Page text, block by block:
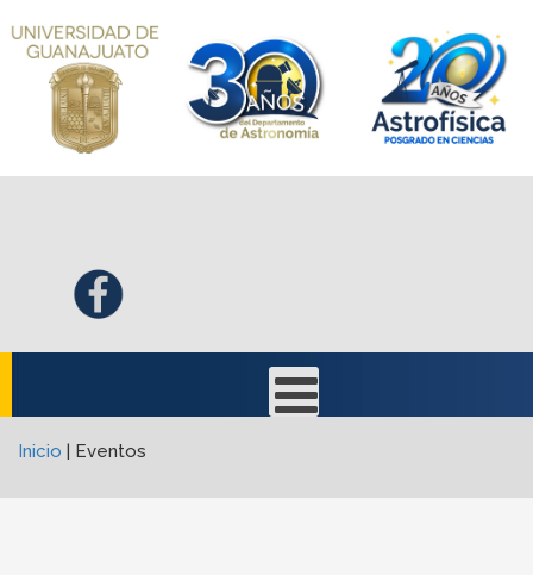
Inicio | Eventos